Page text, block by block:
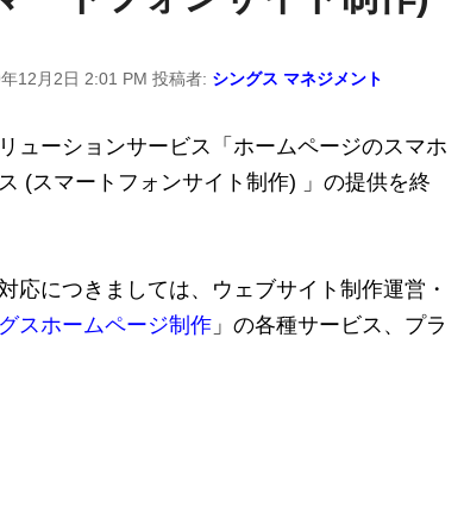
12月2日 2:01 PM 投稿者: シングス マネジメント
ューションサービス「ホームページのスマホ
(スマートフォンサイト制作) 」の提供を終
応につきましては、ウェブサイト制作運営・
スホームページ制作 」の各種サービス、プラ